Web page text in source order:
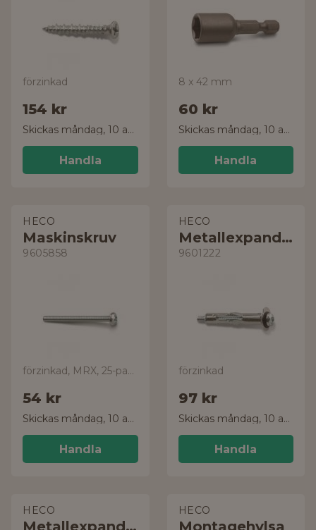
förzinkad
154 kr
Skickas måndag, 10 aug.
Handla
8 x 42 mm
60 kr
Skickas måndag, 10 aug.
Handla
HECO
Maskinskruv
9605858
förzinkad, MRX, 25-pack
54 kr
Skickas måndag, 10 aug.
Handla
HECO
Metallexpander
9601222
förzinkad
97 kr
Skickas måndag, 10 aug.
Handla
HECO
Metallexpander
HECO
Montagehylsa